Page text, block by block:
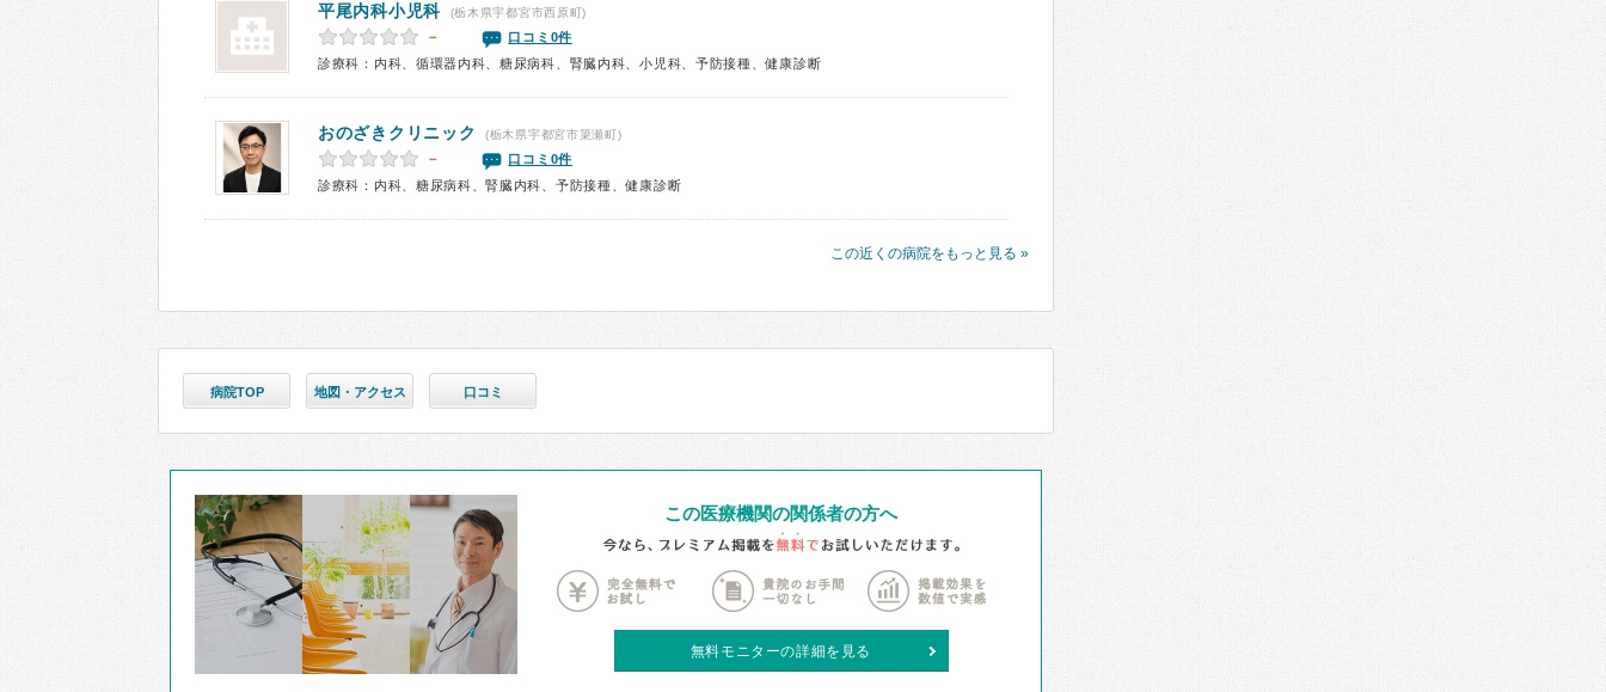
平尾内科小児科 (栃木県宇都宮市西原町)
－
口コミ0件
診療科：内科、循環器内科、糖尿病科、腎臓内科、小児科、予防接種、健康診断
おのざきクリニック (栃木県宇都宮市簗瀬町)
－
口コミ0件
診療科：内科、糖尿病科、腎臓内科、予防接種、健康診断
この近くの病院をもっと見る »
病院TOP 地図・アクセス 口コミ
この医療機関の関係者の方へ
無料モニターの詳細を見る